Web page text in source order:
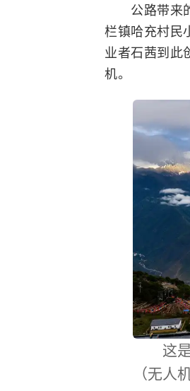
公路带来的
栏镇哈充村民
业者石茜到此
机。
这是
（无人